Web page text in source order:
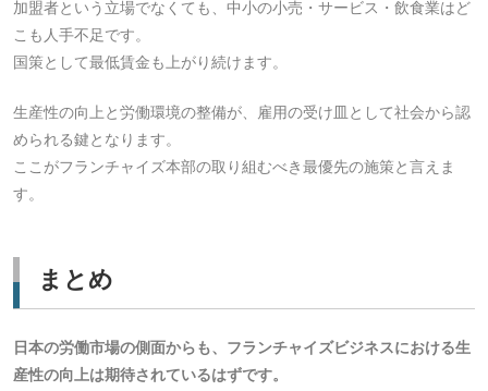
加盟者という立場でなくても、中小の小売・サービス・飲食業はど
こも人手不足です。
国策として最低賃金も上がり続けます。
生産性の向上と労働環境の整備が、雇用の受け皿として社会から認
められる鍵となります。
ここがフランチャイズ本部の取り組むべき最優先の施策と言えま
す。
まとめ
日本の労働市場の側面からも、フランチャイズビジネスにおける生
産性の向上は期待されているはずです。